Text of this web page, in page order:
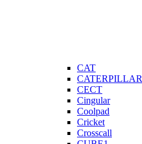
CAT
CATERPILLAR
CECT
Cingular
Coolpad
Cricket
Crosscall